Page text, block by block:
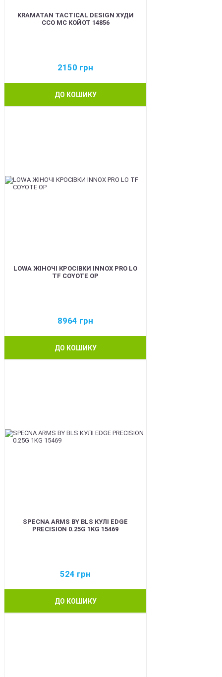
KRAMATAN TACTICAL DESIGN ХУДИ
ССО МС КОЙОТ 14856
2150 грн
ДО КОШИКУ
LOWA ЖІНОЧІ КРОСІВКИ INNOX PRO LO
TF COYOTE OP
8964 грн
ДО КОШИКУ
SPECNA ARMS BY BLS КУЛІ EDGE
PRECISION 0.25G 1KG 15469
524 грн
ДО КОШИКУ